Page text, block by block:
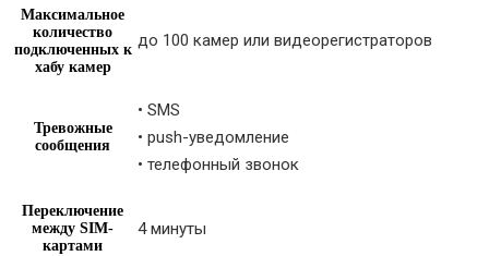
Максимальное
количество
подключенных к
хабу камер
до 100 камер или видеорегистраторов
Тревожные
сообщения
• SMS
• push-уведомление
• телефонный звонок
Переключение
между SIM-
картами
4 минуты